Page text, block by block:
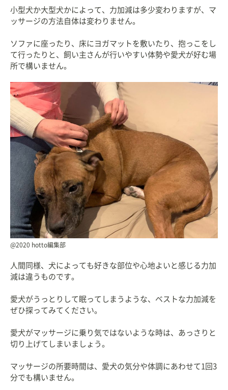
小型犬か大型犬かによって、力加減は多少変わりますが、マ
ッサージの方法自体は変わりません。
ソファに座ったり、床にヨガマットを敷いたり、抱っこをし
て行ったりと、飼い主さんが行いやすい体勢や愛犬が好む場
所で構いません。
@2020 hotto編集部
人間同様、犬によっても好きな部位や心地よいと感じる力加
減は違うものです。
愛犬がうっとりして眠ってしまうような、ベストな力加減を
ぜひ探ってみてください。
愛犬がマッサージに乗り気ではないような時は、あっさりと
切り上げてしまいましょう。
マッサージの所要時間は、愛犬の気分や体調にあわせて1回3
分でも構いません。